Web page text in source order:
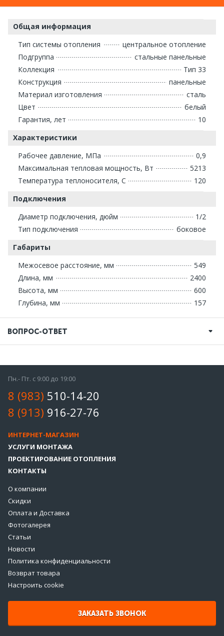
Общая информация
Тип системы отопления
центральное отопление
Подгруппа
стальные панельные
Коллекция
Тип 33
Конструкция
панельные
Материал изготовления
сталь
Цвет
белый
Гарантия, лет
10
Характеристики
Рабочее давление, МПа
0,9
Максимальная тепловая мощность, Вт
5213
Температура теплоносителя, С
120
Подключения
Диаметр подключения, дюйм
1/2
Тип подключения
боковое
Габариты
Межосевое расстояние, мм
549
Длина, мм
2400
Высота, мм
600
Глубина, мм
157
ВОПРОС-ОТВЕТ
Пн.- Пт. с 9:00 до 19:00
8 (983) 510-14-20
8 (913) 916-27-76
ИНТЕРНЕТ-МАГАЗИН
УСЛУГИ МОНТАЖА
ПРОЕКТИРОВАНИЕ ОТОПЛЕНИЯ
КОНТАКТЫ
О компании
Скидки
Оплата и Доставка
Фотогалерея
Статьи
Новости
Политика конфиденциальности
Возврат товара
Настроить cookie
ЗАКАЗАТЬ ЗВОНОК